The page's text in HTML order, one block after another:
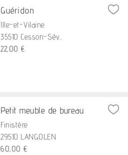
Guéridon
Ille-et-Vilaine
35510 Cesson-Sév...
22,00 €
Petit meuble de bureau
Finistère
29510 LANGOLEN
60,00 €